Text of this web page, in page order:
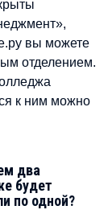
вы можете
отделением.
к ним можно
два
будет
по одной?